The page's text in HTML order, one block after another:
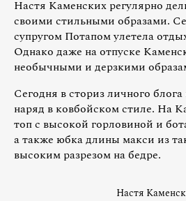
Настя Каменских регулярно
своими стильными образами.
супругом Потапом улетела
Однако даже на отпуске
необычными и дерзкими
Сегодня в сториз личного
наряд в ковбойском стиле. На
топ с высокой горловиной и
а также юбка длины макси из
высоким разрезом на бедре.
Настя